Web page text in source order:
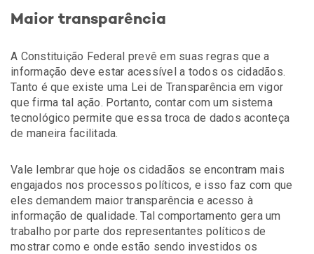
Maior transparência
A Constituição Federal prevê em suas regras que a
informação deve estar acessível a todos os cidadãos.
Tanto é que existe uma Lei de Transparência em vigor
que firma tal ação. Portanto, contar com um sistema
tecnológico permite que essa troca de dados aconteça
de maneira facilitada.
Vale lembrar que hoje os cidadãos se encontram mais
engajados nos processos políticos, e isso faz com que
eles demandem maior transparência e acesso à
informação de qualidade. Tal comportamento gera um
trabalho por parte dos representantes políticos de
mostrar como e onde estão sendo investidos os